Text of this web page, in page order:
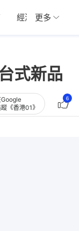
經濟 01深圳
更多
式新品
Google
《香港01》
6